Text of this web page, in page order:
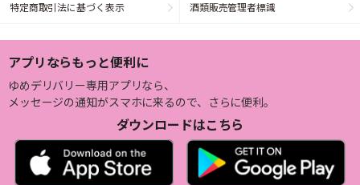
特定商取引法に基づく表示 酒類販売管理者標識
アプリならもっと便利に
ゆめデリバリー専用アプリなら、
メッセージの通知がスマホに来るので、さらに便利。
ダウンロードはこちら